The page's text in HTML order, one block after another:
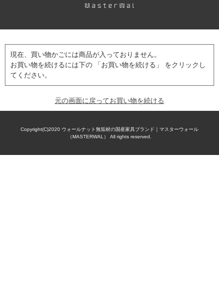
現在、買い物かごには商品が入っておりません。
お買い物を続けるには下の 「お買い物を続ける」 をクリックし
てください。
元の画面に戻ってお買い物を続ける
Copyright(C)2020 ウォールナット無垢材の国産家具ブランド｜マスターウォール
（MASTERWAL） All rights reserved.